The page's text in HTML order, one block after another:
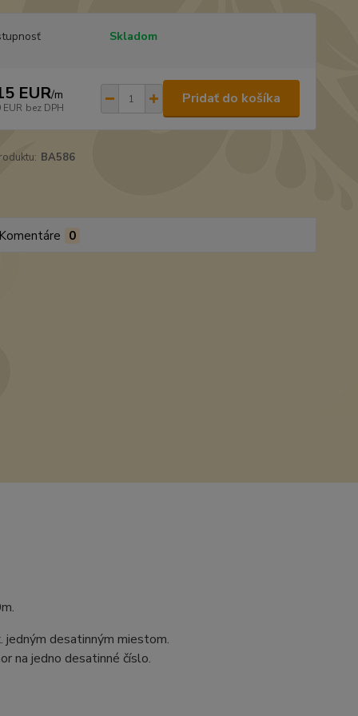
Skladom
EUR/m
bez DPH
Pridať do košíka
BA586
0
desatinným miestom.
na jedno desatinné číslo.